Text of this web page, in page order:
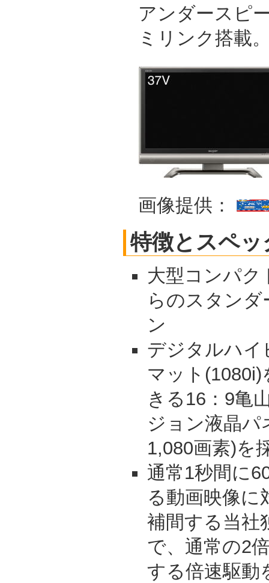
アンダースピ
ミリンク搭載
画像提供：
特徴とスペッ
大型コンパク
らのスタン
ン
デジタルハイ
マット
きる16：9亀
ジョン液晶パ
1,080画素)を
通常1秒間に
る動画映像に
補間する当社
で、通常の2
する倍速駆動